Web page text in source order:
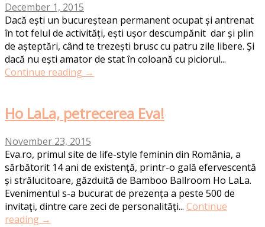
December 1, 2015
Dacă ești un bucureștean permanent ocupat și antrenat
în tot felul de activități, ești ușor descumpănit dar și plin
de așteptări, când te trezești brusc cu patru zile libere. Și
dacă nu ești amator de stat în coloană cu piciorul...
Continue reading →
Ho LaLa, petrecerea Eva!
November 23, 2015
Eva.ro, primul site de life-style feminin din România, a
sărbătorit 14 ani de existenţă, printr-o gală efervescentă
și strălucitoare, găzduită de Bamboo Ballroom Ho LaLa.
Evenimentul s-a bucurat de prezența a peste 500 de
invitaţi, dintre care zeci de personalităţi... Continue
reading →